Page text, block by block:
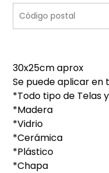
30x25cm aprox
Se puede aplicar en
*Todo tipo de Telas
*Madera
*Vidrio
*Cerámica
*Plástico
*Chapa